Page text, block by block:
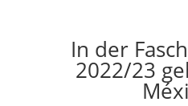
In der
2022/23